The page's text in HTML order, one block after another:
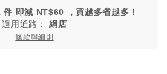
即減 NT$60 ，買越多省越多！
適用通路：網店
條款與細則